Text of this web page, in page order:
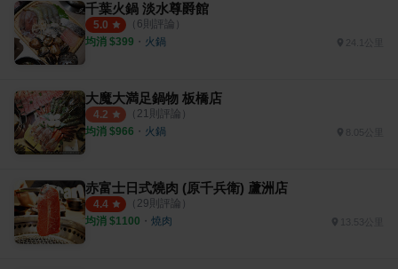
千葉火鍋 淡水尊爵館
5.0 （ 6則評論）
均消 $399 ・ 火鍋 24.1公里
大魔大満足鍋物 板橋店
4.2 （ 21則評論）
均消 $966 ・ 火鍋 8.05公里
赤富士日式燒肉 (原千兵衛) 蘆洲店
4.4 （ 29則評論）
均消 $1100 ・ 燒肉 13.53公里